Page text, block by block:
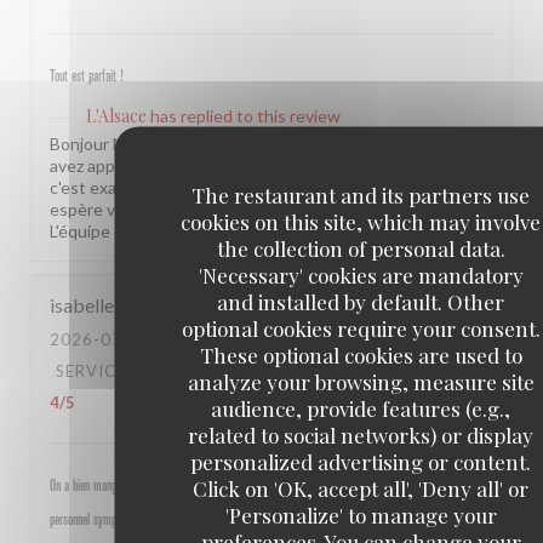
The restaurant and its partners use
cookies on this site, which may involve
the collection of personal data.
'Necessary' cookies are mandatory
and installed by default. Other
optional cookies require your consent.
These optional cookies are used to
analyze your browsing, measure site
audience, provide features (e.g.,
related to social networks) or display
personalized advertising or content.
Click on 'OK, accept all', 'Deny all' or
'Personalize' to manage your
Tout est parfait !
L'Alsace has replied to this review
Bonjour Michel, Quel beau retour, merci ! Savoir que vous
avez apprécié l'ensemble de votre expérience chez nous,
c'est exactement ce qui nous motive chaque jour. On
espère vous revoir très vite dans notre établissement !
L'équipe de L'Alsace
isabelle
2026-07-30
- 19:30 - GUESTS 4
SERVICE
AMBIANCE 5 FOOD
4/5
On a bien mangé, bon rapport qualité prix pour les champs, très bel emplacement, peu d attente,
personnel sympathique et efficace.